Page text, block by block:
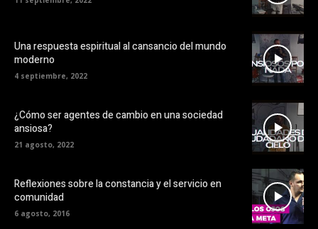
Una respuesta espiritual al cansancio del mundo
moderno
4 septiembre, 2022
¿Cómo ser agentes de cambio en una sociedad
ansiosa?
21 agosto, 2022
Reflexiones sobre la constancia y el servicio en
comunidad
6 agosto, 2016